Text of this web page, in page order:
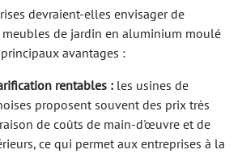
devraient-elles envisager de
de jardin en aluminium moulé
avantages :
rentables : les usines de
proposent souvent des prix très
de coûts de main-d'œuvre et de
ce qui permet aux entreprises à la